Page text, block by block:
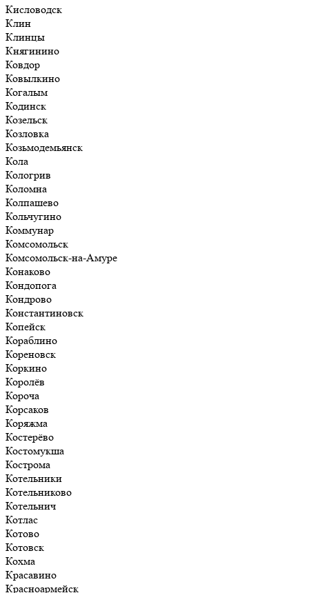
Кисловодск
Клин
Клинцы
Княгинино
Ковдор
Ковылкино
Когалым
Кодинск
Козельск
Козловка
Козьмодемьянск
Кола
Кологрив
Коломна
Колпашево
Кольчугино
Коммунар
Комсомольск
Комсомольск-на-Амуре
Конаково
Кондопога
Кондрово
Константиновск
Копейск
Кораблино
Кореновск
Коркино
Королёв
Короча
Корсаков
Коряжма
Костерёво
Костомукша
Кострома
Котельники
Котельниково
Котельнич
Котлас
Котово
Котовск
Кохма
Красавино
Красноармейск